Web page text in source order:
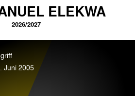
ELEKWA
2026/2027
Juni 2005